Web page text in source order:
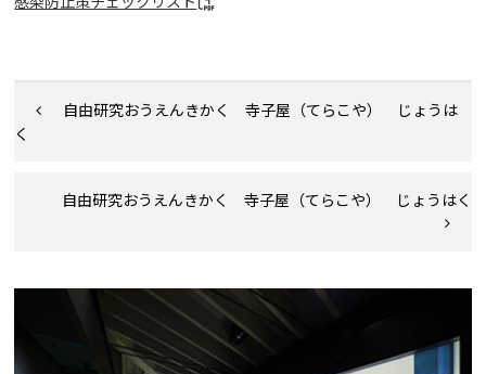
自由研究おうえんきかく 寺子屋（てらこや） じょうは
く
自由研究おうえんきかく 寺子屋（てらこや） じょうはく